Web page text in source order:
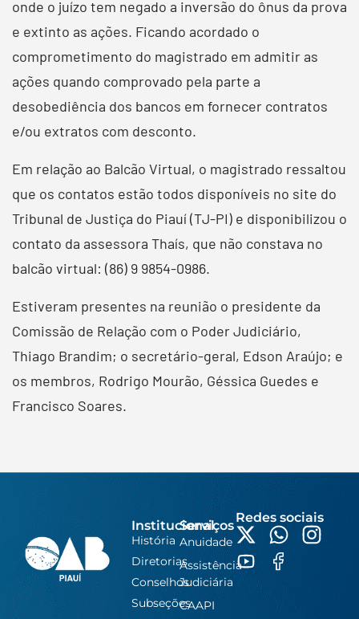
onde o juízo tem negado a inversão do ônus da prova
e extinto as ações. Ficando acordado o
comprometimento do magistrado em admitir as
ações quando comprovado pela parte a
desobediência dos bancos em fornecer contratos
e/ou extratos com desconto.
Em relação ao Balcão Virtual, o magistrado ressaltou
que os contatos estão todos disponíveis no site do
Tribunal de Justiça do Piauí (TJ-PI) e disponibilizou o
contato da assessora Thaís, que não constava no
balcão virtual: (86) 9 9854-0986.
Estiveram presentes na reunião o presidente da
Comissão de Relação com o Poder Judiciário,
Thiago Brandim; o secretário-geral, Edson Araújo; e
os membros, Rodrigo Mourão, Géssica Guedes e
Francisco Soares.
Institucional
História
Diretorias
Conselhos
Subseções
Serviços
Anuidade
Assistência
Judiciária
CAAPI
Redes sociais